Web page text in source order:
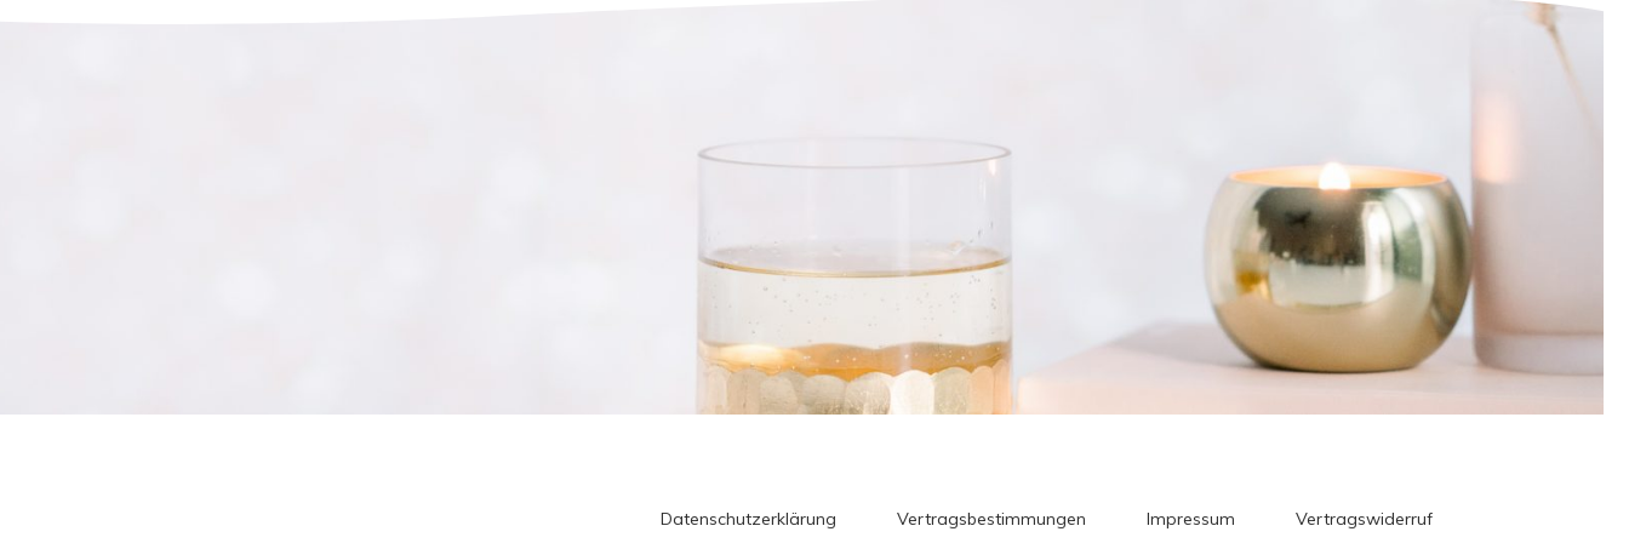
Datenschutzerklärung Vertragsbestimmungen Impressum Vertragswiderruf